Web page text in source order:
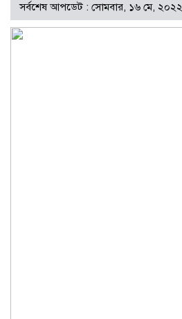
সর্বশেষ আপডেট : সোমবার, ১৬ মে, ২০২২